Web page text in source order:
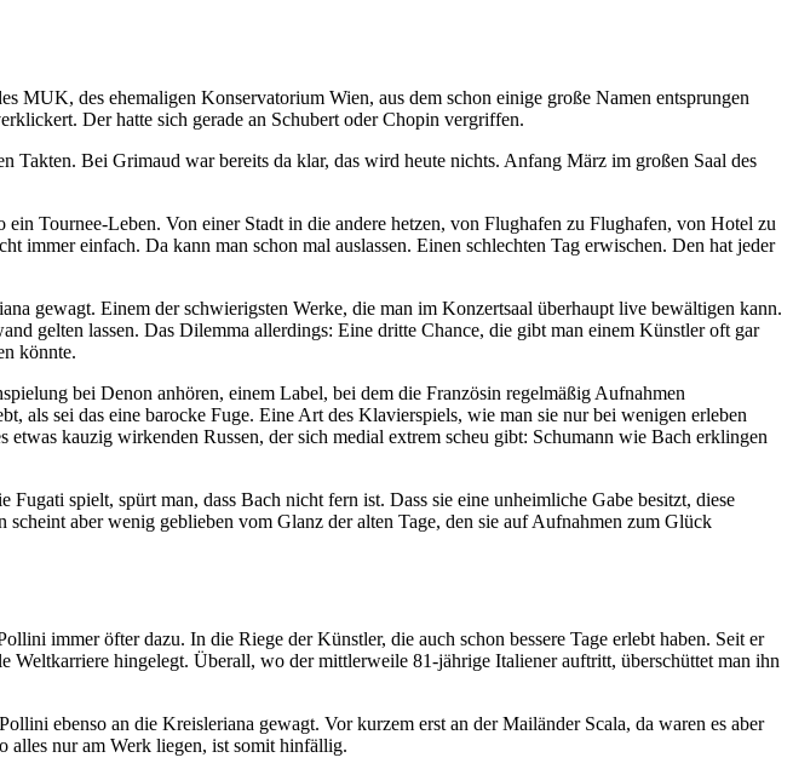
MUK, des ehemaligen Konservatorium Wien, aus dem schon einige große Namen entsprungen
Der hatte sich gerade an Schubert oder Chopin vergriffen.
Takten. Bei Grimaud war bereits da klar, das wird heute nichts. Anfang März im großen Saal des
Tournee-Leben. Von einer Stadt in die andere hetzen, von Flughafen zu Flughafen, von Hotel zu
einfach. Da kann man schon mal auslassen. Einen schlechten Tag erwischen. Den hat jeder
gewagt. Einem der schwierigsten Werke, die man im Konzertsaal überhaupt live bewältigen kann.
gelten lassen. Das Dilemma allerdings: Eine dritte Chance, die gibt man einem Künstler oft gar
könnte.
bei Denon anhören, einem Label, bei dem die Französin regelmäßig Aufnahmen
als sei das eine barocke Fuge. Eine Art des Klavierspiels, wie man sie nur bei wenigen erleben
kauzig wirkenden Russen, der sich medial extrem scheu gibt: Schumann wie Bach erklingen
spielt, spürt man, dass Bach nicht fern ist. Dass sie eine unheimliche Gabe besitzt, diese
aber wenig geblieben vom Glanz der alten Tage, den sie auf Aufnahmen zum Glück
immer öfter dazu. In die Riege der Künstler, die auch schon bessere Tage erlebt haben. Seit er
Weltkarriere hingelegt. Überall, wo der mittlerweile 81-jährige Italiener auftritt, überschüttet man ihn
ebenso an die Kreisleriana gewagt. Vor kurzem erst an der Mailänder Scala, da waren es aber
alles nur am Werk liegen, ist somit hinfällig.